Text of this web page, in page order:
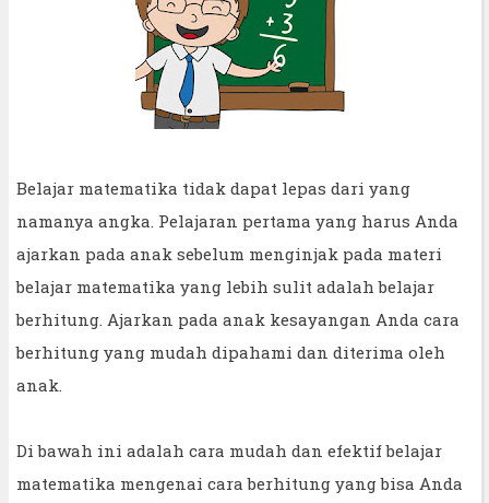
Belajar matematika tidak dapat lepas dari yang
namanya angka. Pelajaran pertama yang harus Anda
ajarkan pada anak sebelum menginjak pada materi
belajar matematika yang lebih sulit adalah belajar
berhitung. Ajarkan pada anak kesayangan Anda cara
berhitung yang mudah dipahami dan diterima oleh
anak.
Di bawah ini adalah cara mudah dan efektif belajar
matematika mengenai cara berhitung yang bisa Anda